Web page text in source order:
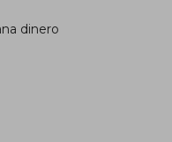
dinero